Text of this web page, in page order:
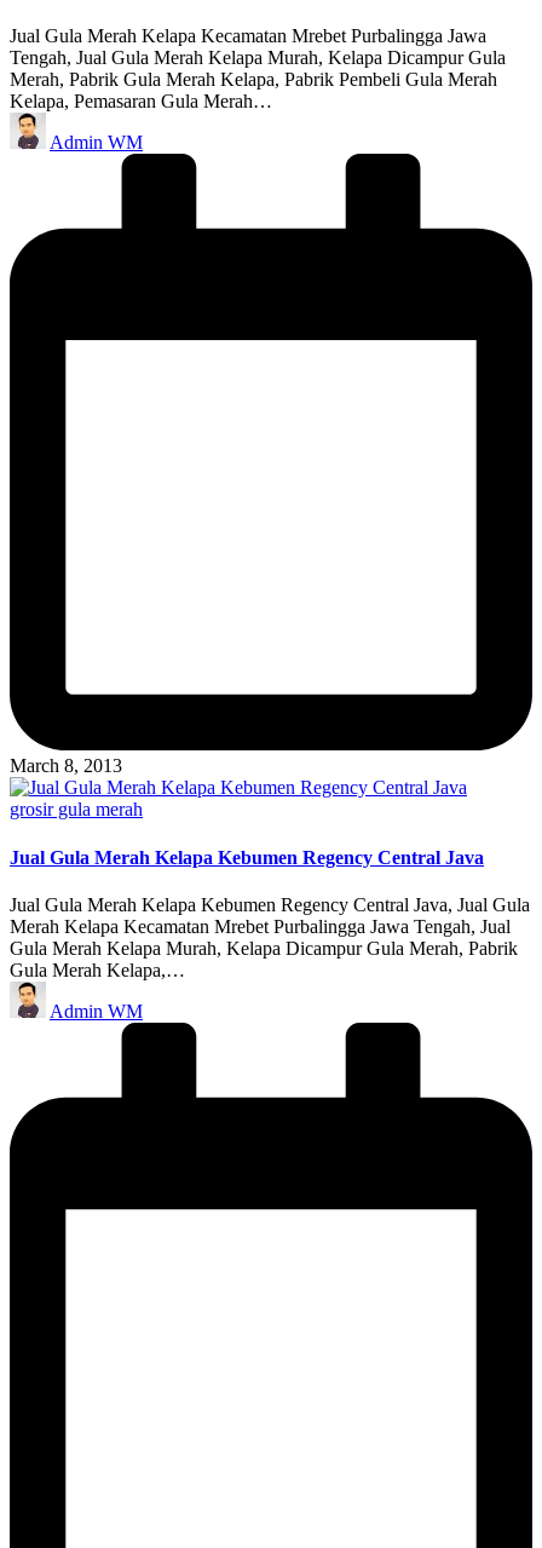
Jual Gula Merah Kelapa Kecamatan Mrebet Purbalingga Jawa
Tengah, Jual Gula Merah Kelapa Murah, Kelapa Dicampur Gula
Merah, Pabrik Gula Merah Kelapa, Pabrik Pembeli Gula Merah
Kelapa, Pemasaran Gula Merah…
Posted
by
Admin WM
March 8, 2013
Posted
grosir gula merah
Jual Gula Merah Kelapa Kebumen Regency Central Java
Jual Gula Merah Kelapa Kebumen Regency Central Java, Jual Gula
Merah Kelapa Kecamatan Mrebet Purbalingga Jawa Tengah, Jual
Gula Merah Kelapa Murah, Kelapa Dicampur Gula Merah, Pabrik
Gula Merah Kelapa,…
Posted
by
Admin WM